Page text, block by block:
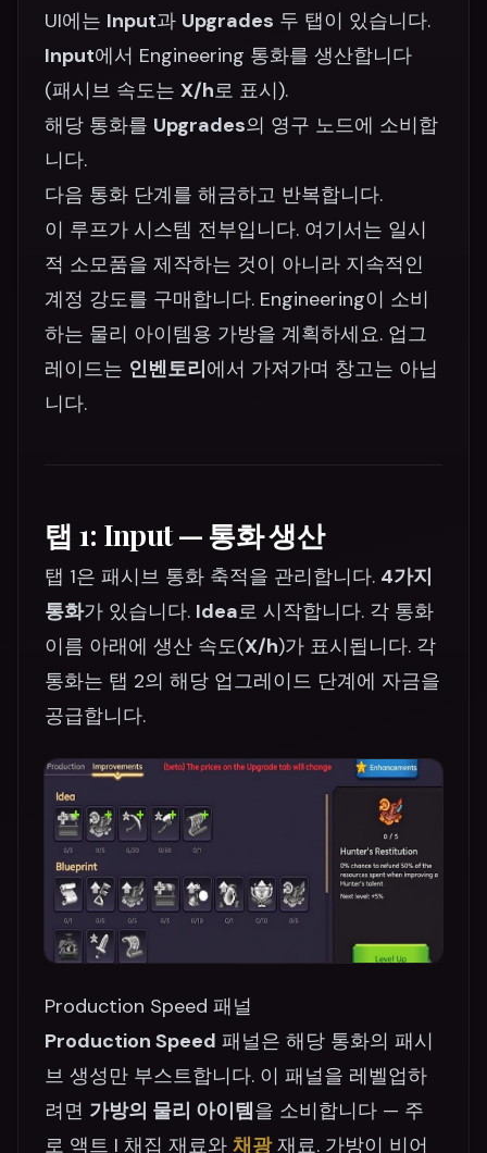
UI에는 Input과 Upgrades 두 탭이 있습니다.
Input에서 Engineering 통화를 생산합니다
(패시브 속도는 X/h로 표시).
해당 통화를 Upgrades의 영구 노드에 소비합
니다.
다음 통화 단계를 해금하고 반복합니다.
이 루프가 시스템 전부입니다. 여기서는 일시
적 소모품을 제작하는 것이 아니라 지속적인
계정 강도를 구매합니다. Engineering이 소비
하는 물리 아이템용 가방을 계획하세요. 업그
레이드는 인벤토리에서 가져가며 창고는 아닙
니다.
탭 1: Input — 통화 생산
탭 1은 패시브 통화 축적을 관리합니다. 4가지
통화가 있습니다. Idea로 시작합니다. 각 통화
이름 아래에 생산 속도(X/h)가 표시됩니다. 각
통화는 탭 2의 해당 업그레이드 단계에 자금을
공급합니다.
Production Speed 패널
Production Speed 패널은 해당 통화의 패시
브 생성만 부스트합니다. 이 패널을 레벨업하
려면 가방의 물리 아이템을 소비합니다 — 주
로 액트 I 채집 재료와 채광재료. 가방이 비어